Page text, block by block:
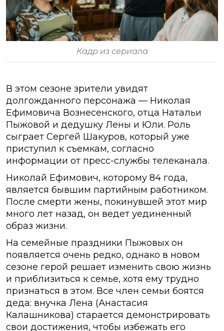
Кадр из сериала
В этом сезоне зрители увидят
долгожданного персонажа — Николая
Ефимовича Вознесенского, отца Натальи
Пыжовой и дедушку Лены и Юли. Роль
сыграет Сергей Шакуров, который уже
приступил к съемкам, согласно
информации от пресс-службы телеканала.
Николай Ефимович, которому 84 года,
является бывшим партийным работником.
После смерти жены, покинувшей этот мир
много лет назад, он ведет уединенный
образ жизни.
На семейные праздники Пыжовых он
появляется очень редко, однако в новом
сезоне герой решает изменить свою жизнь
и приблизиться к семье, хотя ему трудно
признаться в этом. Все член семьи боятся
деда: внучка Лена (Анастасия
Калашникова) старается демонстрировать
свои достижения, чтобы избежать его